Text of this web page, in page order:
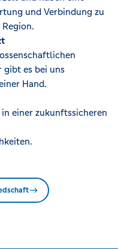
und Verbindung zu
gibt es bei uns
Hand.
einer zukunftssicheren